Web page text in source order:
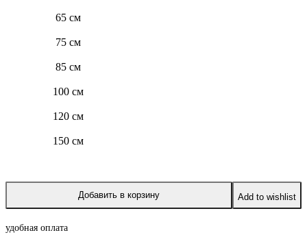
65 см
75 см
85 см
100 см
120 см
150 см
Добавить в корзину Add to wishlist
удобная оплата